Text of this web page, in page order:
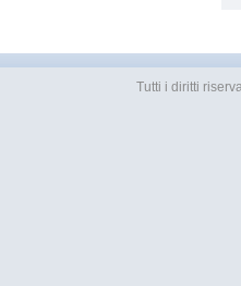
Tutti i diritti